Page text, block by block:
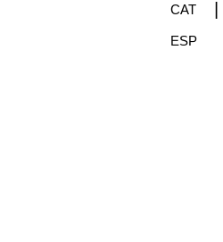
CAT
ESP